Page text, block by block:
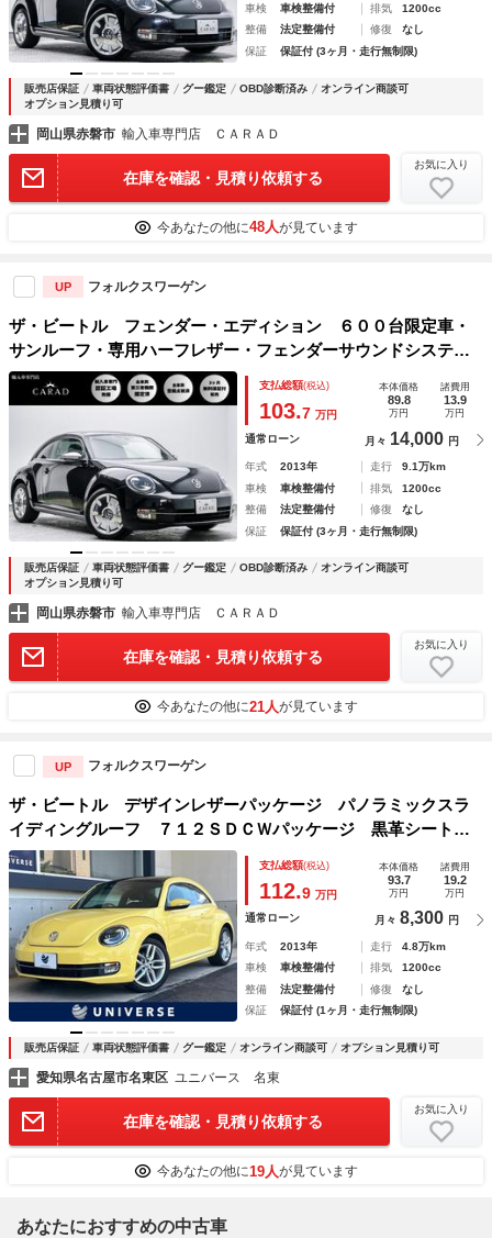
車検
車検整備付 排気
1200cc
整備
法定整備付 修復
なし
保証
保証付 (3ヶ月・走行無制限)
販売店保証 車両状態評価書 グー鑑定 OBD診断済み
オンライン商談可
オプション見積り可
岡山県赤磐市 輸入車専門店 ＣＡＲＡＤ
在庫を確認・見積り依頼する
お気に入り
今あなたの他に48人が見ています
UP フォルクスワーゲン
ザ・ビートル フェンダー・エディション ６００台限定車・
サンルーフ・専用ハーフレザー・フェンダーサウンドシステ
ム・専用１８インチアルミ・専用インテリア・ドライブレコー
ダー・レーダー・ＨＩＤヘッドライト・パドルシフト・クルー
支払総額(税込)
103.7 万円
本体価格
89.8
万円
諸費用
13.9
万円
通常ローン 月々 14,000 円
年式 2013年 走行
9.1万km
車検
車検整備付 排気
1200cc
整備
法定整備付 修復
なし
保証
保証付 (3ヶ月・走行無制限)
販売店保証 車両状態評価書 グー鑑定 OBD診断済み
オンライン商談可
オプション見積り可
岡山県赤磐市 輸入車専門店 ＣＡＲＡＤ
在庫を確認・見積り依頼する
お気に入り
今あなたの他に21人が見ています
UP フォルクスワーゲン
ザ・ビートル デザインレザーパッケージ パノラミックスラ
イディングルーフ ７１２ＳＤＣＷパッケージ 黒革シート
前席シートヒーター 純正ナビ クルーズコントロール ｂｌ
ｕｅｔｏｏｔｈ接続 ＥＴＣ車載器 デュアルオートエアコ
ン ＨＩＤ 禁煙車
支払総額(税込)
112.9 万円
本体価格
93.7
万円
諸費用
19.2
万円
通常ローン 月々 8,300 円
年式 2013年 走行
4.8万km
車検
車検整備付 排気
1200cc
整備
法定整備付 修復
なし
保証
保証付 (1ヶ月・走行無制限)
販売店保証 車両状態評価書 グー鑑定 オンライン商談可 オプション見積り可
愛知県名古屋市名東区 ユニバース 名東
在庫を確認・見積り依頼する
お気に入り
今あなたの他に19人が見ています
あなたにおすすめの中古車